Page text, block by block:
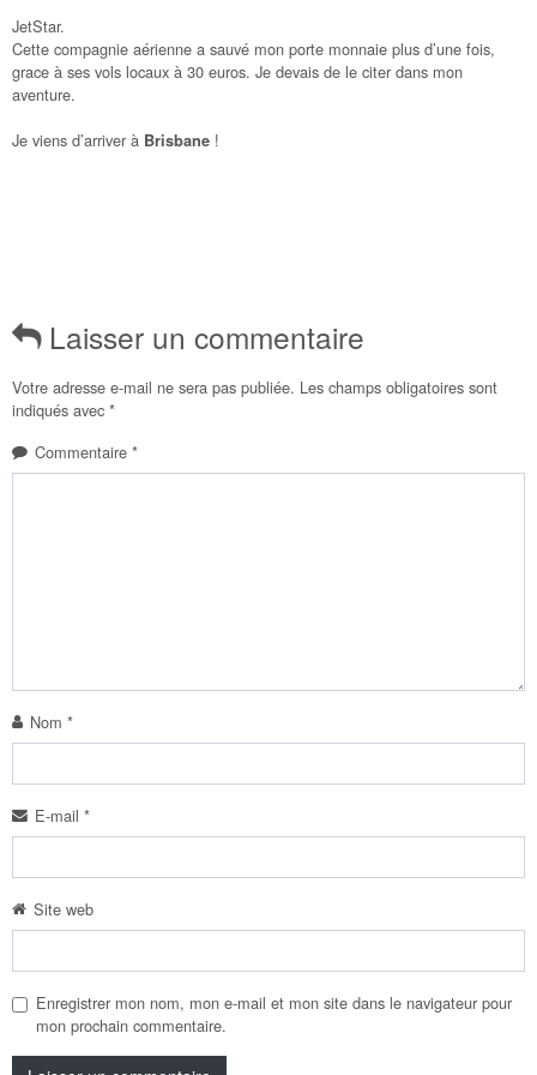
JetStar.
Cette compagnie aérienne a sauvé mon porte monnaie plus d’une fois,
grace à ses vols locaux à 30 euros. Je devais de le citer dans mon
aventure.
Je viens d’arriver à Brisbane !
Laisser un commentaire
Votre adresse e-mail ne sera pas publiée. Les champs obligatoires sont
indiqués avec *
Commentaire *
Nom *
E-mail *
Site web
Enregistrer mon nom, mon e-mail et mon site dans le navigateur pour
mon prochain commentaire.